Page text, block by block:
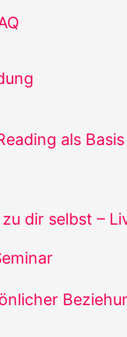
als
dir selbst –